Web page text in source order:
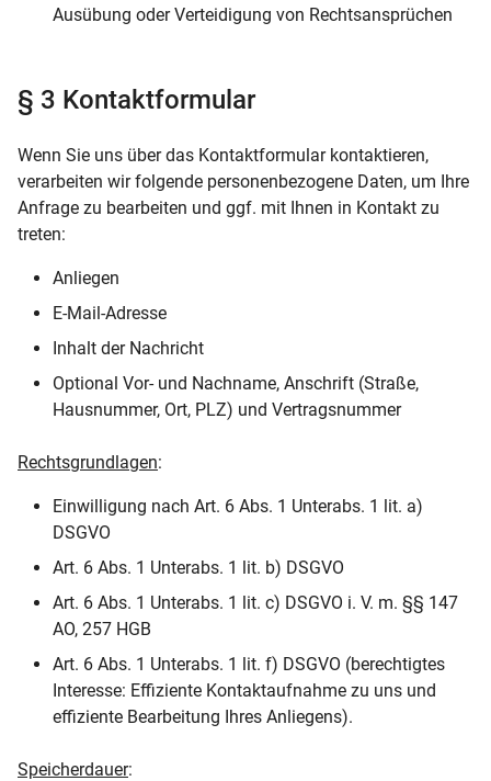
Ausübung oder Verteidigung von Rechtsansprüchen
§ 3 Kontaktformular
Wenn Sie uns über das Kontaktformular kontaktieren,
verarbeiten wir folgende personenbezogene Daten, um Ihre
Anfrage zu bearbeiten und ggf. mit Ihnen in Kontakt zu
treten:
Anliegen
E-Mail-Adresse
Inhalt der Nachricht
Optional Vor- und Nachname, Anschrift (Straße,
Hausnummer, Ort, PLZ) und Vertragsnummer
Rechtsgrundlagen:
Einwilligung nach Art. 6 Abs. 1 Unterabs. 1 lit. a)
DSGVO
Art. 6 Abs. 1 Unterabs. 1 lit. b) DSGVO
Art. 6 Abs. 1 Unterabs. 1 lit. c) DSGVO i. V. m. §§ 147
AO, 257 HGB
Art. 6 Abs. 1 Unterabs. 1 lit. f) DSGVO (berechtigtes
Interesse: Effiziente Kontaktaufnahme zu uns und
effiziente Bearbeitung Ihres Anliegens).
Speicherdauer: